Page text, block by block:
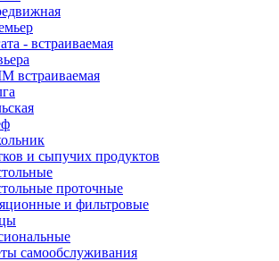
- встраиваемая
встраиваемая
и сыпучих продуктов
проточные
и фильтровые
самообслуживания